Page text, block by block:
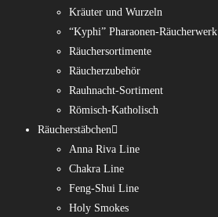
Kräuter und Wurzeln
“Kyphi” Pharaonen-Räucherwerk
Räuchersortimente
Räucherzubehör
Rauhnacht-Sortiment
Römisch-Katholisch
Räucherstäbchen
Anna Riva Line
Chakra Line
Feng-Shui Line
Holy Smokes